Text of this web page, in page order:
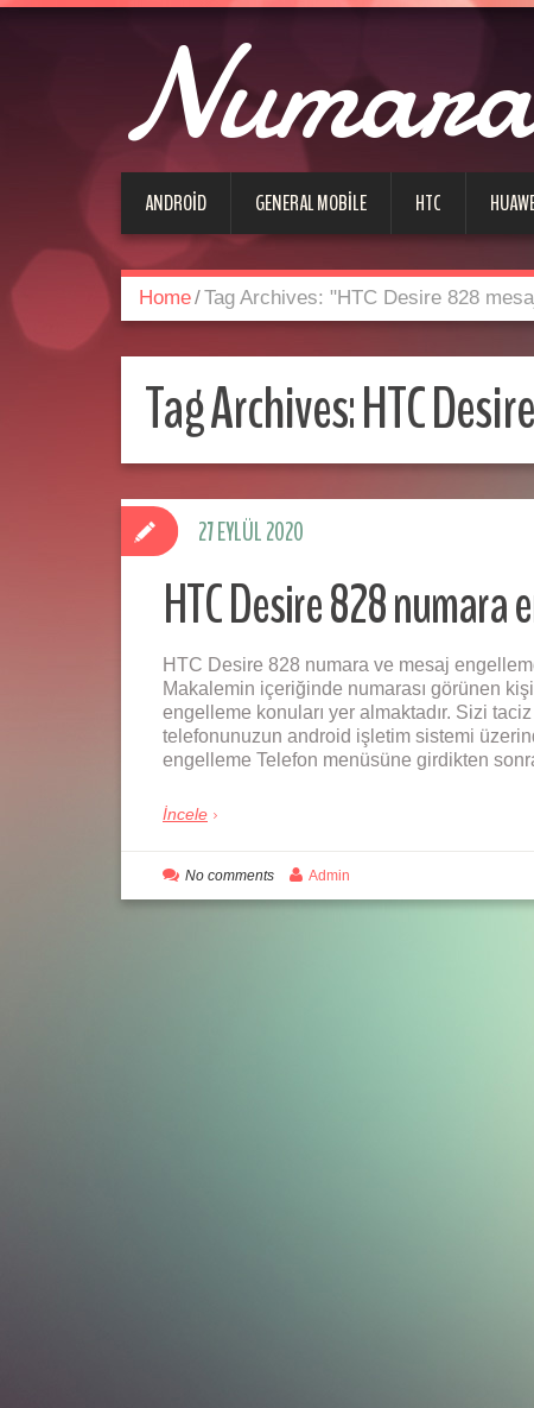
ANDROID GENERAL MOBILE HTC
Home/Tag Archives: "HTC Desire 828
Tag Archives:HTC
HTC Desire 828 numara
HTC Desire 828 numara ve mesaj
Makalemin içeriğinde numarası görünen
engelleme konuları yer almaktadır. Sizi
telefonunuzun android işletim sistemi
engelleme Telefon menüsüne girdikten
İncele
27 EYLÜL 2020
No comments Admin